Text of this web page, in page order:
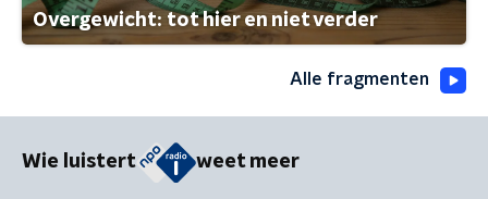
Overgewicht: tot hier en niet verder
Alle fragmenten
Wie luistert weet meer